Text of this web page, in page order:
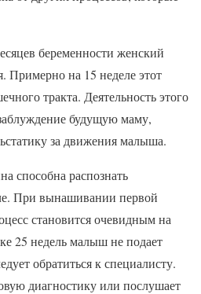
беременности женский
Примерно на 15 неделе этот
тракта. Деятельность этого
будущую маму,
за движения малыша.
способна распознать
При вынашивании первой
становится очевидным на
25 недель малыш не подает
обратиться к специалисту.
диагностику или послушает